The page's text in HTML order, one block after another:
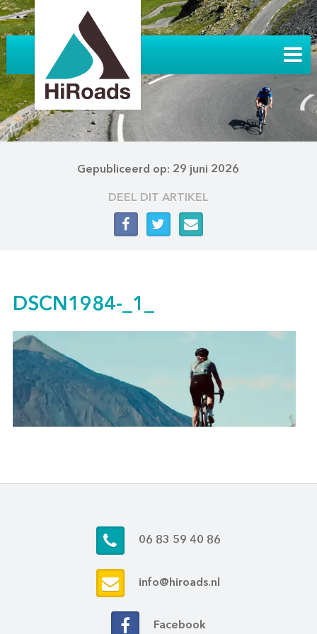
Gepubliceerd op: 29 juni 2026
DEEL DIT ARTIKEL
DSCN1984-_1_
06 83 59 40 86
info@hiroads.nl
Facebook